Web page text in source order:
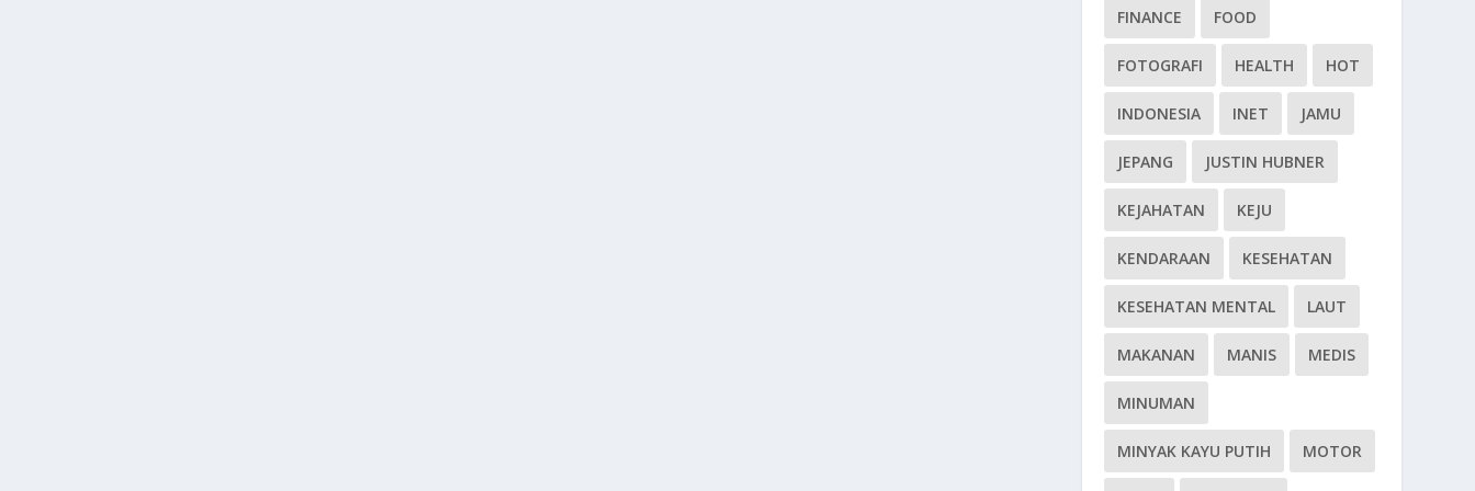
FINANCE FOOD
FOTOGRAFI HEALTH HOT
INDONESIA INET JAMU
JEPANG JUSTIN HUBNER
KEJAHATAN KEJU
KENDARAAN KESEHATAN
KESEHATAN MENTAL LAUT
MAKANAN MANIS MEDIS
MINUMAN
MINYAK KAYU PUTIH MOTOR